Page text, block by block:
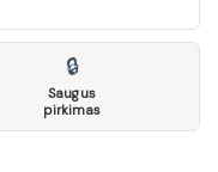
🔒
Saugus
pirkimas